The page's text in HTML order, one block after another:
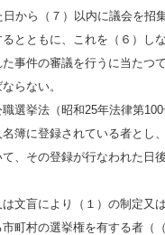
から（７）以内に議会を招
とともに、これを（６）し
事件の審議を行うに当たつ
らない。
選挙法（昭和25年法律第
簿に登録されている者とし
、その登録が行なわれた日
文盲により（１）の制定又
町村の選挙権を有する者（